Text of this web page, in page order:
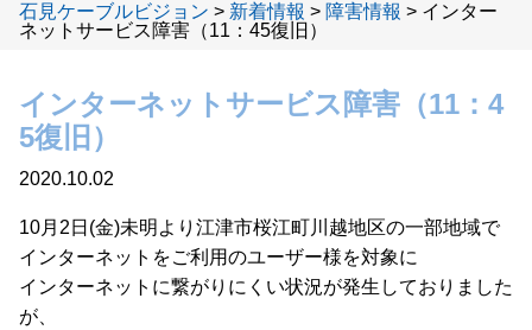
石見ケーブルビジョン > 新着情報 > 障害情報 > インター
ネットサービス障害（11：45復旧）
インターネットサービス障害（11：4
5復旧）
2020.10.02
10月2日(金)未明より江津市桜江町川越地区の一部地域で
インターネットをご利用のユーザー様を対象に
インターネットに繋がりにくい状況が発生しておりました
が、